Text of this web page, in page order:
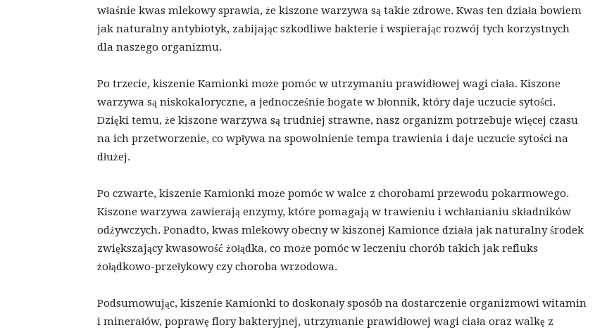
właśnie kwas mlekowy sprawia, że kiszone warzywa są takie zdrowe. Kwas ten działa bowiem
jak naturalny antybiotyk, zabijając szkodliwe bakterie i wspierając rozwój tych korzystnych
dla naszego organizmu.
Po trzecie, kiszenie Kamionki może pomóc w utrzymaniu prawidłowej wagi ciała. Kiszone
warzywa są niskokaloryczne, a jednocześnie bogate w błonnik, który daje uczucie sytości.
Dzięki temu, że kiszone warzywa są trudniej strawne, nasz organizm potrzebuje więcej czasu
na ich przetworzenie, co wpływa na spowolnienie tempa trawienia i daje uczucie sytości na
dłużej.
Po czwarte, kiszenie Kamionki może pomóc w walce z chorobami przewodu pokarmowego.
Kiszone warzywa zawierają enzymy, które pomagają w trawieniu i wchłanianiu składników
odżywczych. Ponadto, kwas mlekowy obecny w kiszonej Kamionce działa jak naturalny środek
zwiększający kwasowość żołądka, co może pomóc w leczeniu chorób takich jak refluks
żołądkowo-przełykowy czy choroba wrzodowa.
Podsumowując, kiszenie Kamionki to doskonały sposób na dostarczenie organizmowi witamin
i minerałów, poprawę flory bakteryjnej, utrzymanie prawidłowej wagi ciała oraz walkę z